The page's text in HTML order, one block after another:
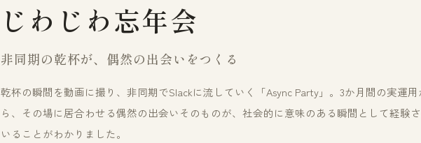
じわじわ忘年会
非同期の乾杯が、偶然の出会いをつくる
乾杯の瞬間を動画に撮り、非同期でSlackに流していく「Async Party」。3か月間の実運用
ら、その場に居合わせる偶然の出会いそのものが、社会的に意味のある瞬間として経験
いることがわかりました。